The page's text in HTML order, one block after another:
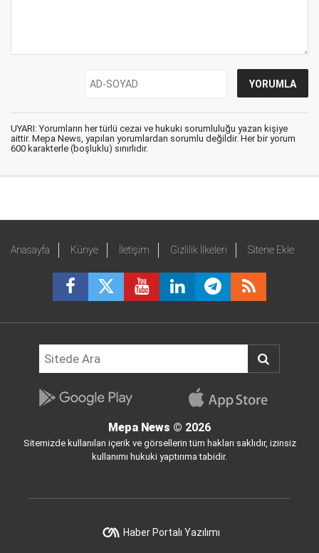
UYARI: Yorumların her türlü cezai ve hukuki sorumluluğu yazan kişiye
aittir. Mepa News, yapılan yorumlardan sorumlu değildir. Her bir yorum
600 karakterle (boşluklu) sınırlıdır.
Anasayfa Künye İletişim Gizlilik İlkeleri Sitene Ekle
Mepa News © 2026
Sitemizde kullanılan içerik ve görsellerin tüm hakları saklıdır, izinsiz
kullanımı hukuki yaptırıma tabidir.
Haber Portalı Yazılımı